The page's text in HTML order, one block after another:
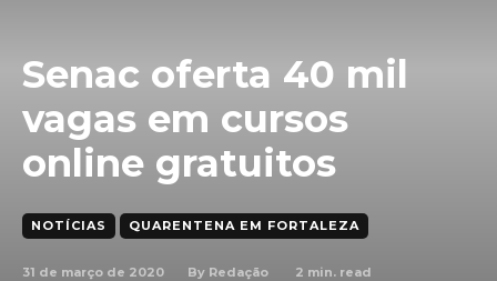
Senac oferta 40 mil
vagas em cursos
online gratuitos
NOTÍCIAS QUARENTENA EM FORTALEZA
31 de março de 2020 By Redação 2 min. read